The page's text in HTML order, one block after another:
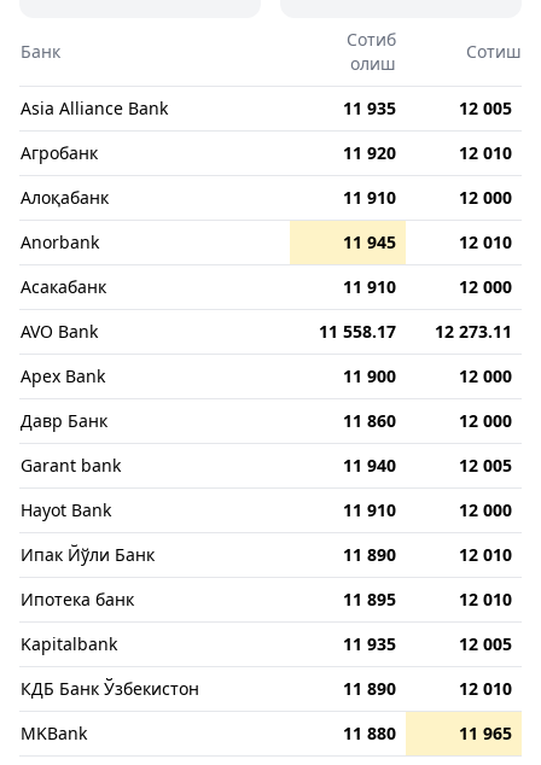
Банк
Сотиб
олиш
Сотиш
Asia Alliance Bank 11 935
12 005
Агробанк
11 920
12 010
Алоқабанк
11 910
12 000
Anorbank
11 945
12 010
Асакабанк
11 910
12 000
AVO Bank
11 558.17
12 273.11
Apex Bank
11 900
12 000
Давр Банк
11 860
12 000
Garant bank
11 940
12 005
Hayot Bank
11 910
12 000
Ипак Йўли Банк
11 890
12 010
Ипотека банк
11 895
12 010
Kapitalbank
11 935
12 005
КДБ Банк Ўзбекистон
11 890
12 010
MKBank
11 880
11 965